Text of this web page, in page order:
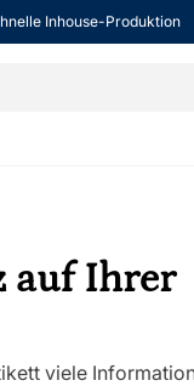
Inhouse-Produktion
auf Ihrer
viele